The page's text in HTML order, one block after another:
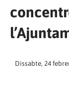
Dissabte, 24